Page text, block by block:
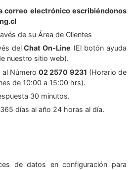
correo electrónico escribiéndonos
de su Área de Clientes
delChat On-Line (El botón ayuda
nuestro sitio web).
al Número02 2570 9231 (Horario de
de 10:00 a 15:00 hrs).
30 minutos.
días al año 24 horas al día.
de datos en configuración para